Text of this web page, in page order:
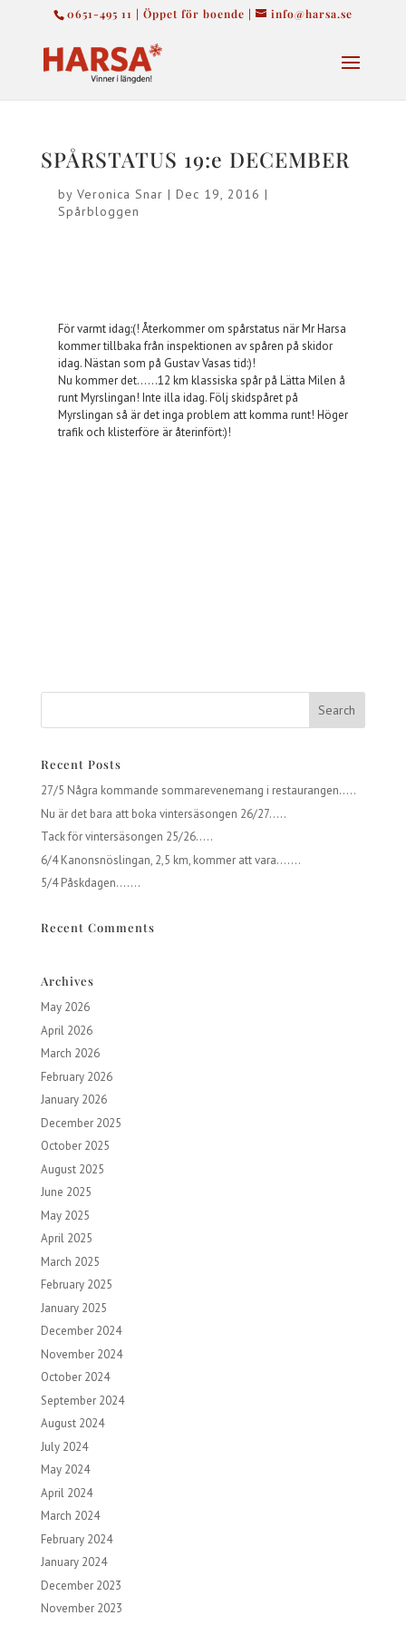
0651-495 11 | Öppet för boende | info@harsa.se
SPÅRSTATUS 19:e DECEMBER
by Veronica Snar | Dec 19, 2016 |
Spårbloggen
För varmt idag:(! Återkommer om spårstatus när Mr Harsa
kommer tillbaka från inspektionen av spåren på skidor
idag. Nästan som på Gustav Vasas tid:)!
Nu kommer det……12 km klassiska spår på Lätta Milen å
runt Myrslingan! Inte illa idag. Följ skidspåret på
Myrslingan så är det inga problem att komma runt! Höger
trafik och klisterföre är återinfört:)!
Recent Posts
27/5 Några kommande sommarevenemang i restaurangen…..
Nu är det bara att boka vintersäsongen 26/27…..
Tack för vintersäsongen 25/26…..
6/4 Kanonsnöslingan, 2,5 km, kommer att vara…….
5/4 Påskdagen…….
Recent Comments
Archives
May 2026
April 2026
March 2026
February 2026
January 2026
December 2025
October 2025
August 2025
June 2025
May 2025
April 2025
March 2025
February 2025
January 2025
December 2024
November 2024
October 2024
September 2024
August 2024
July 2024
May 2024
April 2024
March 2024
February 2024
January 2024
December 2023
November 2023